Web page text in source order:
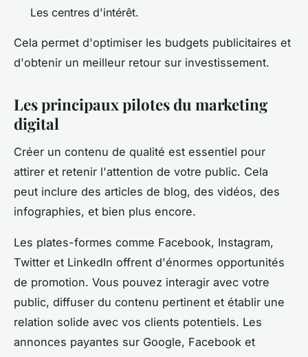
Les centres d'intérêt.
Cela permet d'optimiser les budgets publicitaires et
d'obtenir un meilleur retour sur investissement.
Les principaux pilotes du marketing
digital
Créer un contenu de qualité est essentiel pour
attirer et retenir l'attention de votre public. Cela
peut inclure des articles de blog, des vidéos, des
infographies, et bien plus encore.
Les plates-formes comme Facebook, Instagram,
Twitter et LinkedIn offrent d'énormes opportunités
de promotion. Vous pouvez interagir avec votre
public, diffuser du contenu pertinent et établir une
relation solide avec vos clients potentiels. Les
annonces payantes sur Google, Facebook et